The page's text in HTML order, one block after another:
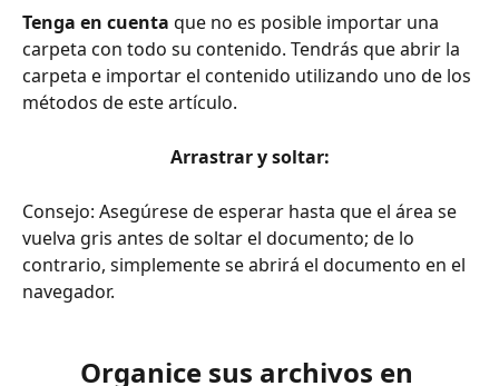
Tenga en cuenta que no es posible importar una
carpeta con todo su contenido. Tendrás que abrir la
carpeta e importar el contenido utilizando uno de los
métodos de este artículo.
Arrastrar y soltar:
Consejo: Asegúrese de esperar hasta que el área se
vuelva gris antes de soltar el documento; de lo
contrario, simplemente se abrirá el documento en el
navegador.
Organice sus archivos en